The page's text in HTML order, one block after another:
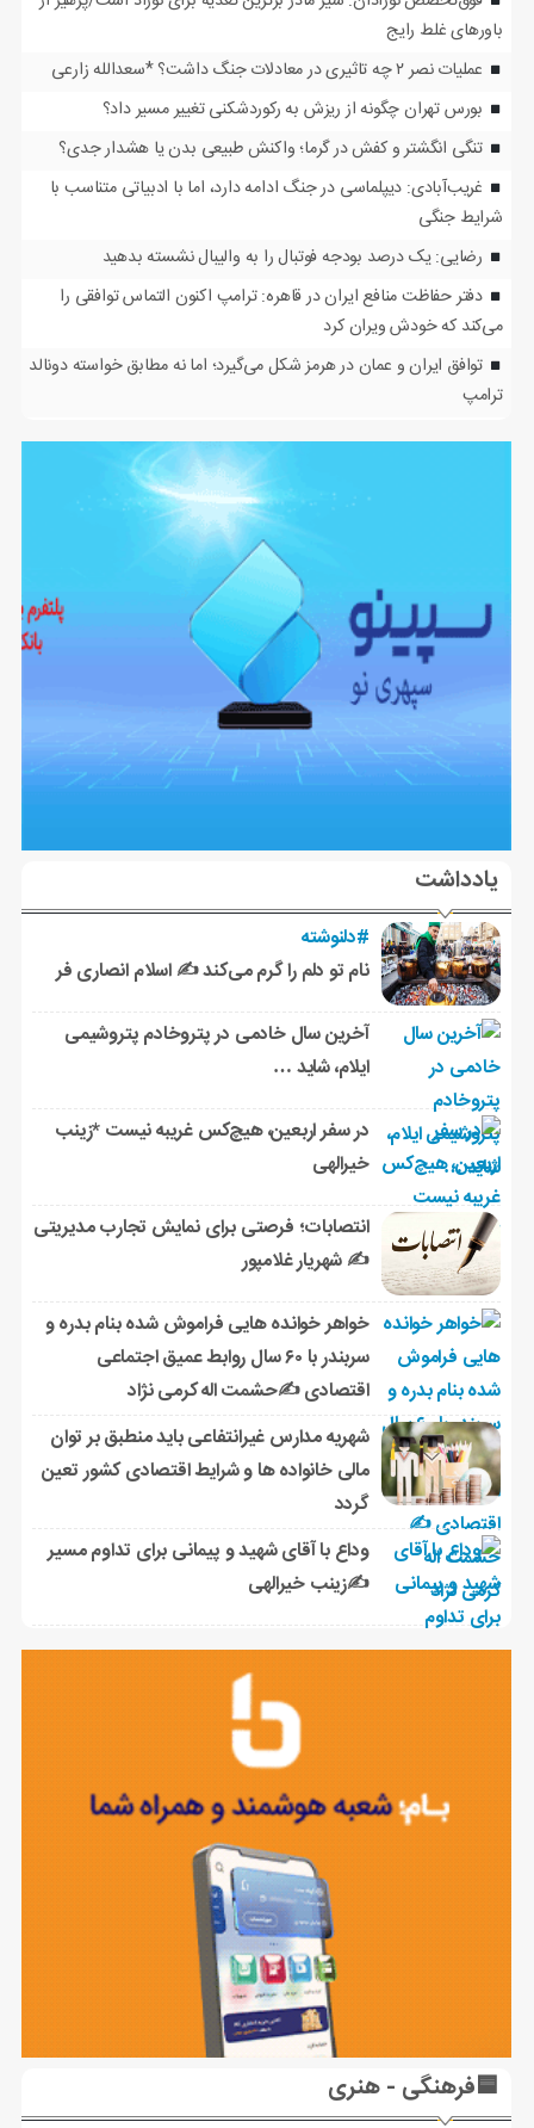
باورهای غلط رایج
عملیات نصر ۲ چه تاثیری در معادلات جنگ داشت؟ *سعدالله زارعی
بورس تهران چگونه از ریزش به رکوردشکنی تغییر مسیر داد؟
تنگی انگشتر و کفش در گرما؛ واکنش طبیعی بدن یا هشدار جدی؟
غریب‌آبادی: دیپلماسی در جنگ ادامه دارد، اما با ادبیاتی متناسب با
شرایط جنگی
رضایی: یک درصد بودجه فوتبال را به والیبال نشسته بدهید
دفتر حفاظت منافع ایران در قاهره: ترامپ اکنون التماس توافقی را
می‌کند که خودش ویران کرد
توافق ایران و عمان در هرمز شکل می‌گیرد؛ اما نه مطابق خواسته دونالد
ترامپ
یادداشت
#دلنوشته
نام تو دلم را گرم می‌کند ✍️ اسلام انصاری فر
آخرین سال خادمی در پتروخادم پتروشیمی
ایلام، شاید …
در سفر اربعین، هیچ‌کس غریبه نیست *زینب
خیرالهی
انتصابات؛ فرصتی برای نمایش تجارب مدیریتی
✍ شهریار غلامپور
خواهر خوانده هایی فراموش شده بنام بدره و
سربندر با ۶۰ سال روابط عمیق اجتماعی
اقتصادی ✍حشمت اله کرمی نژاد
شهریه مدارس غیرانتفاعی باید منطبق بر توان
مالی خانواده ها و شرایط اقتصادی کشور تعین
گردد
وداع با آقای شهید و پیمانی برای تداوم مسیر
✍زینب خیرالهی
🟦فرهنگی - هنری